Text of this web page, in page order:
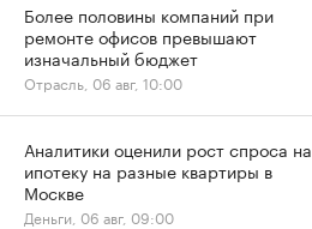
Более половины компаний при
ремонте офисов превышают
изначальный бюджет
Отрасль, 06 авг, 10:00
Аналитики оценили рост спроса на
ипотеку на разные квартиры в
Москве
Деньги, 06 авг, 09:00